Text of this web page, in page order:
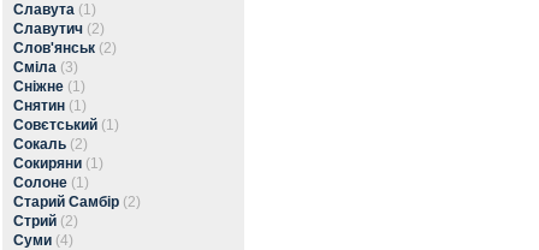
Славута (1)
Славутич (2)
Слов'янськ (2)
Сміла (3)
Сніжне (1)
Снятин (1)
Совєтський (1)
Сокаль (2)
Сокиряни (1)
Солоне (1)
Старий Самбір (2)
Стрий (2)
Суми (4)